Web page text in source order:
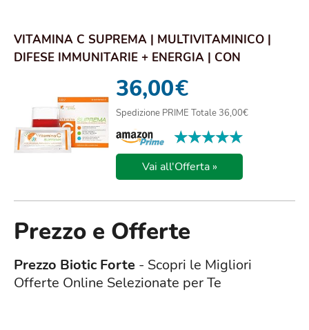
VITAMINA C SUPREMA | MULTIVITAMINICO |
DIFESE IMMUNITARIE + ENERGIA | CON
36,00€
Spedizione PRIME Totale 36,00€
★★★★★
★★★★★
Vai all'Offerta »
Prezzo e Offerte
Prezzo Biotic Forte - Scopri le Migliori
Offerte Online Selezionate per Te